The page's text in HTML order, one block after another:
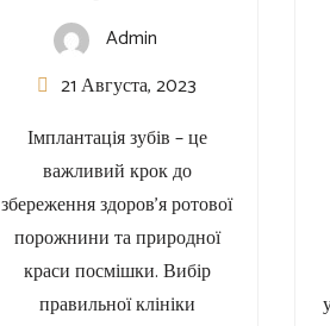
Admin
21 Августа, 2023
Імплантація зубів – це
важливий крок до
збереження здоров’я ротової
порожнини та природної
краси посмішки. Вибір
правильної клініки